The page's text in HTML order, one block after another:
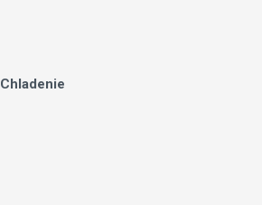
Chladenie